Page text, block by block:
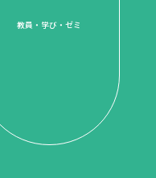
教員・学び・ゼミ